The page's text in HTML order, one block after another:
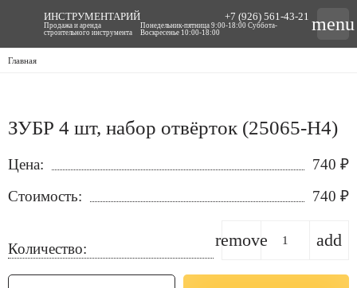
Главная
ЗУБР 4 шт, набор отвёрток (25065-H4)
Цена: 740 ₽
Стоимость:
740 ₽
Количество: remove add
ИНСТРУМЕНТАРИЙ
Продажа и аренда
строительного инструмента
+7 (926) 561-43-21
Понедельник-пятница 9:00-18:00 Суббота-
Воскресенье 10:00-18:00
menu